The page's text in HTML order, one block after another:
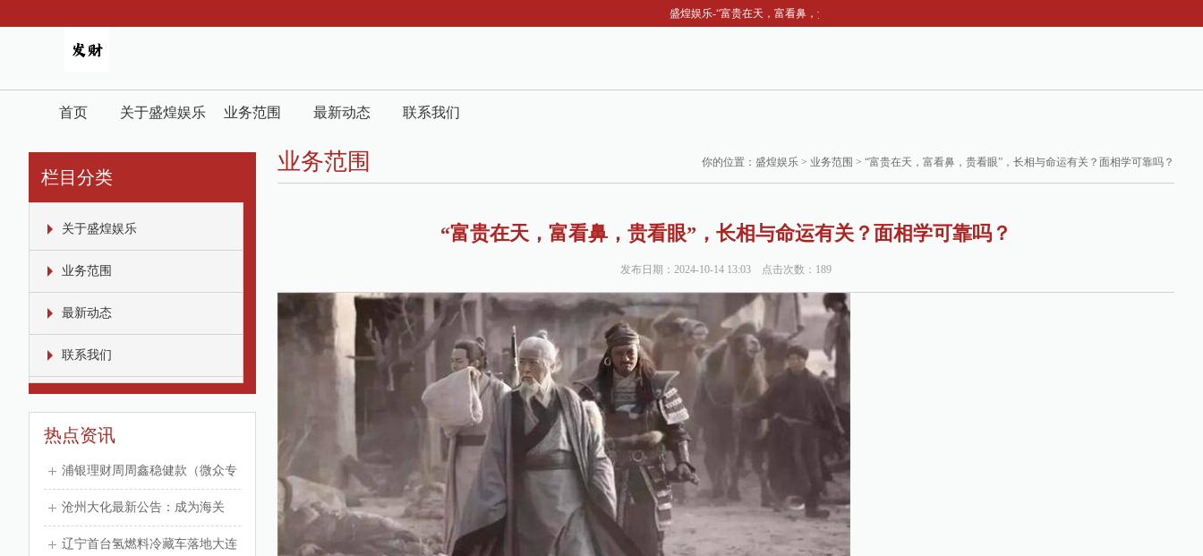
盛煌娱乐-“富贵在天，富看鼻，贵看眼”，长相与命运有关？面相学可靠吗？
首页 关于盛煌娱乐 业务范围 最新动态 联系我们
栏目分类
关于盛煌娱乐
业务范围
最新动态
联系我们
热点资讯
浦银理财周周鑫稳健款（微众专
属）8号理财产品29日起发行
沧州大化最新公告：成为海关
AEO高级认证企业
辽宁首台氢燃料冷藏车落地大连
业务范围 你的位置： 盛煌娱乐 > 业务范围 > “富贵在天，富看鼻，贵看眼”，长相与命运有关？面相学可靠吗？
“富贵在天，富看鼻，贵看眼”，长相与命运有关？面相学可靠吗？
发布日期：2024-10-14 13:03 点击次数：189